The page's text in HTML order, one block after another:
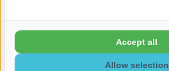
Allow selection
Accept all